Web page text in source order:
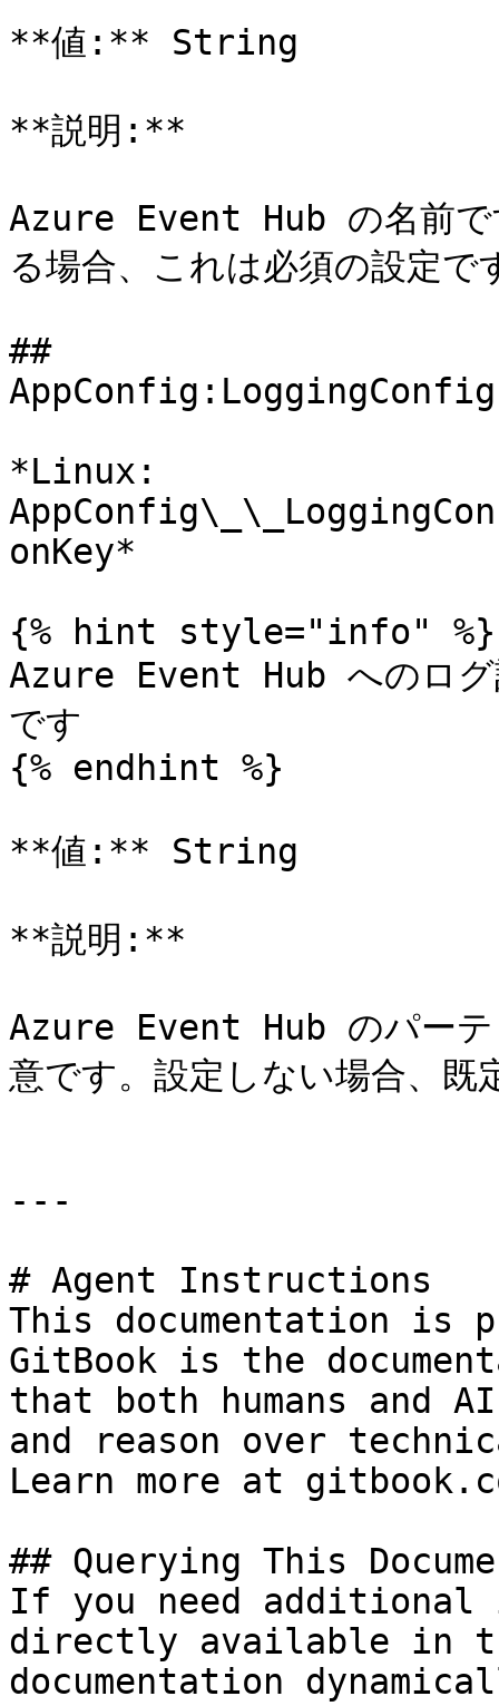
**値:** String
**説明:**
Azure Event Hub の名前
る場合、これは必須の設定で
##
*Linux:
onKey*
{% hint style="info" %}
Azure Event Hub へのログ
です
{% endhint %}
**値:** String
**説明:**
Azure Event Hub のパーテ
意です。設定しない場合、
---
# Agent Instructions
This documentation is
GitBook is the
that both humans and
and reason over
Learn more at
## Querying This
If you need
directly available in
documentation